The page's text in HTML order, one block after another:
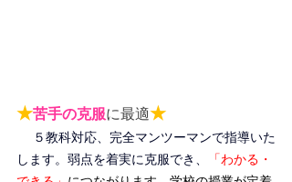
★苦手の克服に最適★
５教科対応、完全マンツーマンで指導いた
します。弱点を着実に克服でき、
「わかる・